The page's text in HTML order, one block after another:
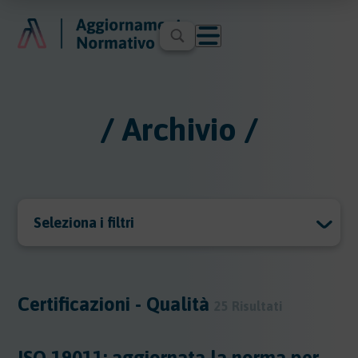
/ Archivio /
Seleziona i filtri
Certificazioni - Qualità